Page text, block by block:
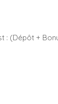
(Dépôt +